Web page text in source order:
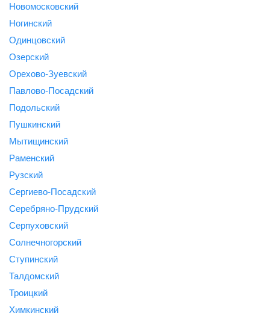
Новомосковский
Ногинский
Одинцовский
Озерский
Орехово-Зуевский
Павлово-Посадский
Подольский
Пушкинский
Мытищинский
Раменский
Рузский
Сергиево-Посадский
Серебряно-Прудский
Серпуховский
Солнечногорский
Ступинский
Талдомский
Троицкий
Химкинский